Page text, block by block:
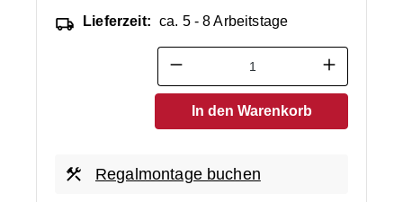
Lieferzeit: ca. 5 - 8 Arbeitstage
Produkt Anzahl: Gib den
In den Warenkorb
Regalmontage buchen